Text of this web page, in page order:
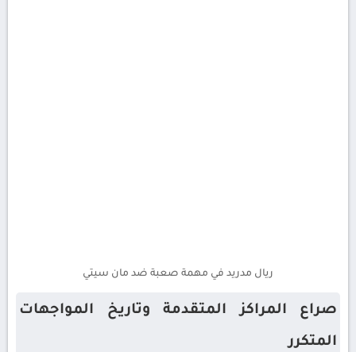
ريال مدريد في مهمة صعبة ضد مان سيتي
صراع المراكز المتقدمة وتاريخ المواجهات
المتكرر